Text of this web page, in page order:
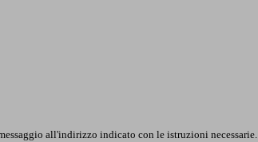
all'indirizzo indicato con le istruzioni necessarie.